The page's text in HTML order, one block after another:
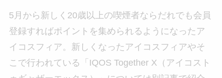
5月から新しく20歳以上の喫煙者ならだれでも会員
登録すればポイントを集められるようになったア
イコスフィア。新しくなったアイコスフィアやそ
こで行われている「IQOS Together X（アイコスト